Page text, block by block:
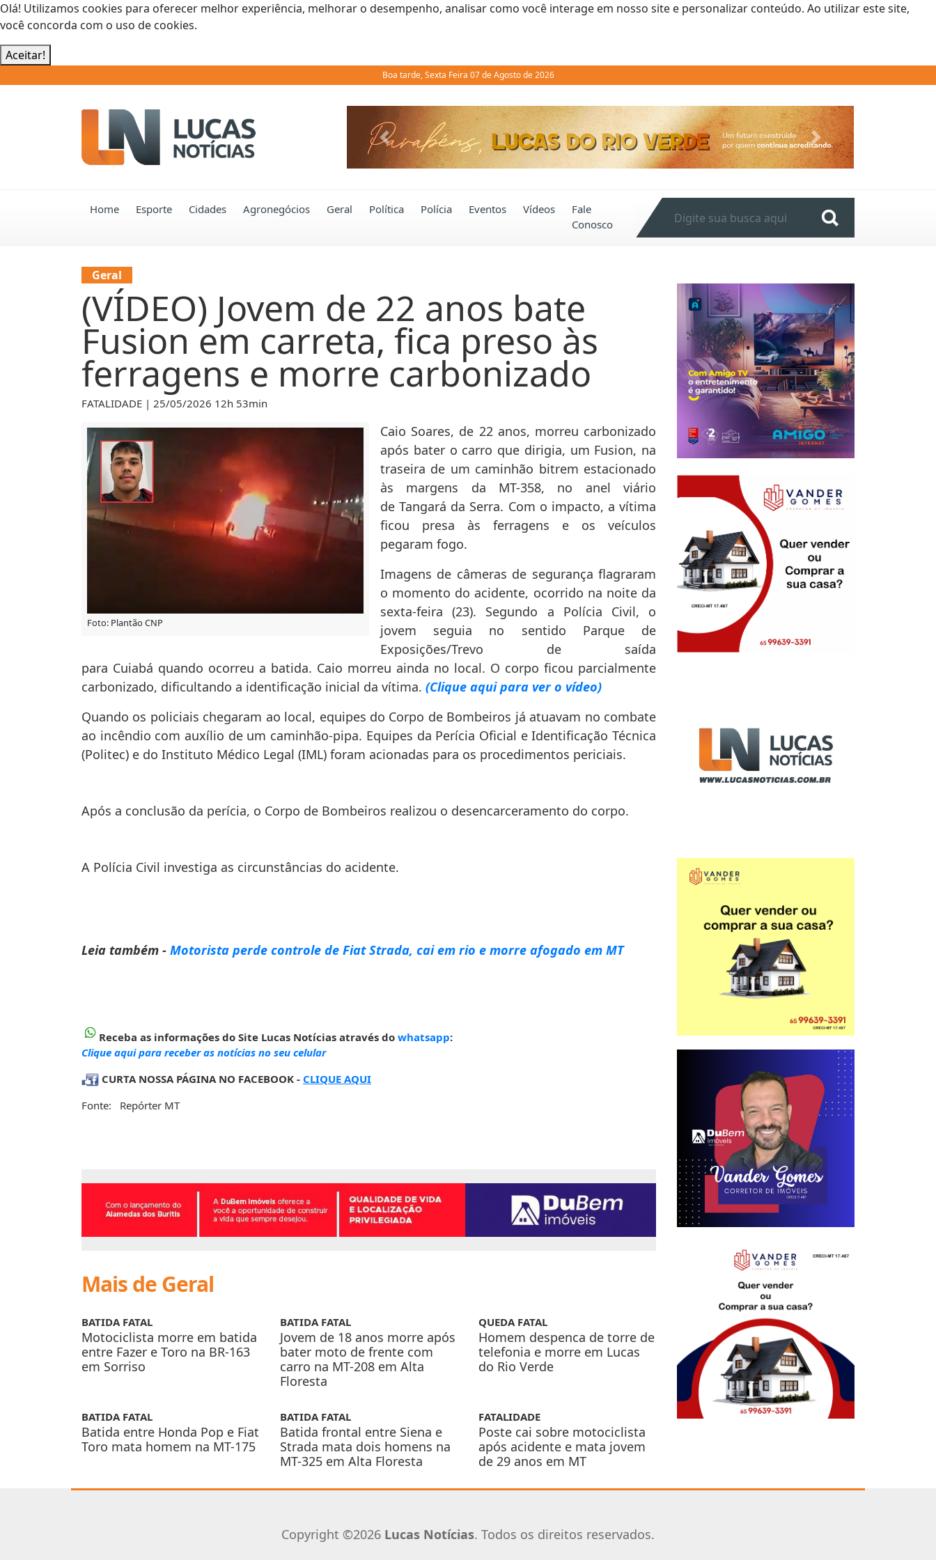
Olá! Utilizamos cookies para oferecer melhor experiência, melhorar o desempenho, analisar como você interage em nosso site e personalizar conteúdo. Ao utilizar este site,
você concorda com o uso de cookies.
Aceitar!
Boa tarde, Sexta Feira 07 de Agosto de 2026
Previous Next
Home Esporte Cidades Agronegócios Geral Política Polícia Eventos Vídeos
Fale
Conosco
Geral
(VÍDEO) Jovem de 22 anos bate
Fusion em carreta, fica preso às
ferragens e morre carbonizado
FATALIDADE | 25/05/2026 12h 53min
Foto: Plantão CNP
Caio Soares, de 22 anos, morreu carbonizado
após bater o carro que dirigia, um Fusion, na
traseira de um caminhão bitrem estacionado
às margens da MT-358, no anel viário
de Tangará da Serra. Com o impacto, a vítima
ficou presa às ferragens e os veículos
pegaram fogo.
Imagens de câmeras de segurança flagraram
o momento do acidente, ocorrido na noite da
sexta-feira (23). Segundo a Polícia Civil, o
jovem seguia no sentido Parque de
Exposições/Trevo de saída
para Cuiabá quando ocorreu a batida. Caio morreu ainda no local. O corpo ficou parcialmente
carbonizado, dificultando a identificação inicial da vítima. (Clique aqui para ver o vídeo)
Quando os policiais chegaram ao local, equipes do Corpo de Bombeiros já atuavam no combate
ao incêndio com auxílio de um caminhão-pipa. Equipes da Perícia Oficial e Identificação Técnica
(Politec) e do Instituto Médico Legal (IML) foram acionadas para os procedimentos periciais.
Após a conclusão da perícia, o Corpo de Bombeiros realizou o desencarceramento do corpo.
A Polícia Civil investiga as circunstâncias do acidente.
Leia também - Motorista perde controle de Fiat Strada, cai em rio e morre afogado em MT
Receba as informações do Site Lucas Notícias através do whatsapp:
Clique aqui para receber as notícias no seu celular
CURTA NOSSA PÁGINA NO FACEBOOK - CLIQUE AQUI
Fonte: Repórter MT
Mais de Geral
BATIDA FATAL
Motociclista morre em batida
entre Fazer e Toro na BR-163
em Sorriso
BATIDA FATAL
Jovem de 18 anos morre após
bater moto de frente com
carro na MT-208 em Alta
Floresta
QUEDA FATAL
Homem despenca de torre de
telefonia e morre em Lucas
do Rio Verde
BATIDA FATAL
Batida entre Honda Pop e Fiat
Toro mata homem na MT-175
BATIDA FATAL
Batida frontal entre Siena e
Strada mata dois homens na
MT-325 em Alta Floresta
FATALIDADE
Poste cai sobre motociclista
após acidente e mata jovem
de 29 anos em MT
Copyright ©2026 Lucas Notícias. Todos os direitos reservados.